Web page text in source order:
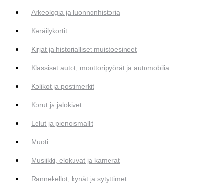
Arkeologia ja luonnonhistoria
Keräilykortit
Kirjat ja historialliset muistoesineet
Klassiset autot, moottoripyörät ja automobilia
Kolikot ja postimerkit
Korut ja jalokivet
Lelut ja pienoismallit
Muoti
Musiikki, elokuvat ja kamerat
Rannekellot, kynät ja sytyttimet